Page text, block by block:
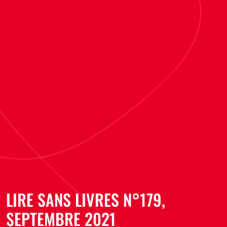
LIRE SANS LIVRES N°179,
SEPTEMBRE 2021